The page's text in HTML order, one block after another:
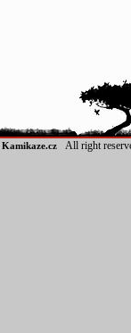
Kamikaze.czAll right